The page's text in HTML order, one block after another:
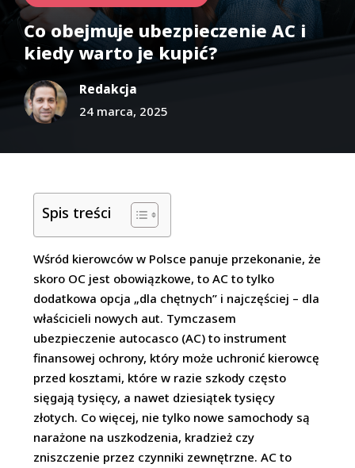
Co obejmuje ubezpieczenie AC i
kiedy warto je kupić?
Redakcja
24 marca, 2025
Spis treści
Wśród kierowców w Polsce panuje przekonanie, że
skoro OC jest obowiązkowe, to AC to tylko
dodatkowa opcja „dla chętnych” i najczęściej – dla
właścicieli nowych aut. Tymczasem
ubezpieczenie autocasco (AC) to instrument
finansowej ochrony, który może uchronić kierowcę
przed kosztami, które w razie szkody często
sięgają tysięcy, a nawet dziesiątek tysięcy
złotych. Co więcej, nie tylko nowe samochody są
narażone na uszkodzenia, kradzież czy
zniszczenie przez czynniki zewnętrzne. AC to